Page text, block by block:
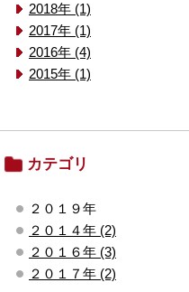
2018年 (1)
2017年 (1)
2016年 (4)
2015年 (1)
カテゴリ
２０１９年
２０１４年 (2)
２０１６年 (3)
２０１７年 (2)